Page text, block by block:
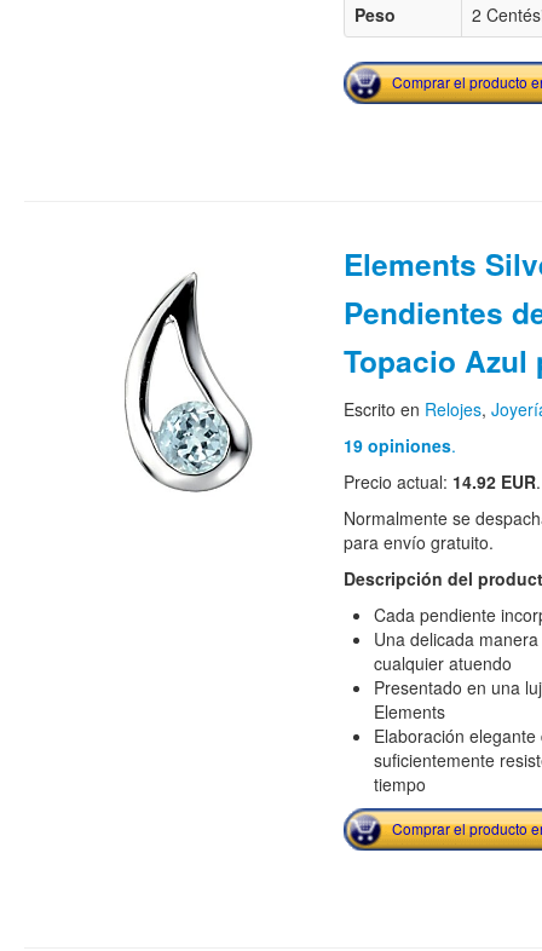
Peso
2
Comprar el producto
Elements
Pendientes
Topacio Azul
Escrito en Relojes,
19 opiniones.
Precio actual: 14.92 EUR.
Normalmente se
para envío gratuito.
Descripción del
Cada pendiente
Una delicada
cualquier atuendo
Presentado en una
Elements
Elaboración
suficientemente
tiempo
Comprar el producto